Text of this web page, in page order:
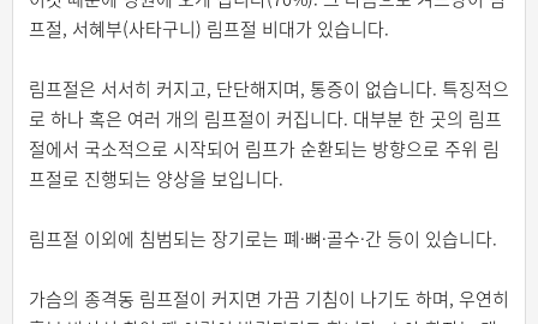
프절, 서혜부(사타구니) 림프절 비대가 있습니다.
림프절은 서서히 커지고, 단단해지며, 통증이 없습니다. 특징적으
로 하나 혹은 여러 개의 림프절이 커집니다. 대부분 한 곳의 림프
절에서 국소적으로 시작되어 림프가 순환되는 방향으로 주위 림
프절로 진행되는 양상을 보입니다.
림프절 이외에 침범되는 장기로는 폐·뼈·골수·간 등이 있습니다.
가슴의 종격동 림프절이 커지면 가끔 기침이 나기도 하며, 우연히